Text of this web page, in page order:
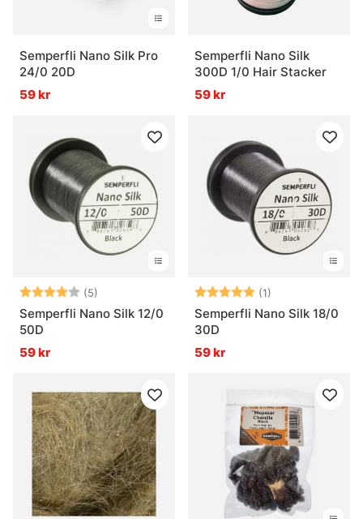
Semperfli Nano Silk Pro
24/0 20D
59 kr
Semperfli Nano Silk
300D 1/0 Hair Stacker
59 kr
Betyg: (5)
4.0 utav 5 stjärnor
Semperfli Nano Silk 12/0
50D
59 kr
Betyg: (1)
Semperfli Nano Silk 18/0
30D
59 kr